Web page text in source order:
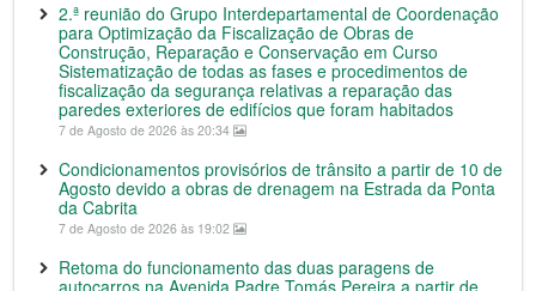
2.ª reunião do Grupo Interdepartamental de Coordenação
para Optimização da Fiscalização de Obras de
Construção, Reparação e Conservação em Curso
Sistematização de todas as fases e procedimentos de
fiscalização da segurança relativas a reparação das
paredes exteriores de edifícios que foram habitados
7 de Agosto de 2026 às 20:34
Condicionamentos provisórios de trânsito a partir de 10 de
Agosto devido a obras de drenagem na Estrada da Ponta
da Cabrita
7 de Agosto de 2026 às 19:02
Retoma do funcionamento das duas paragens de
autocarros na Avenida Padre Tomás Pereira a partir de